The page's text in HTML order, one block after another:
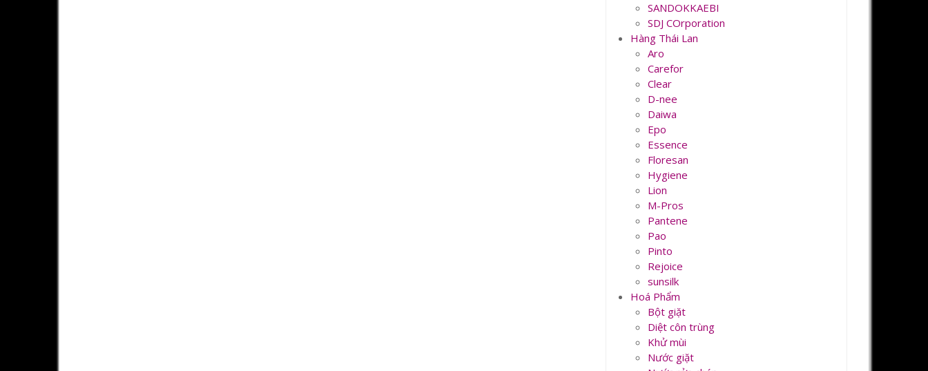
SANDOKKAEBI
SDJ COrporation
Hàng Thái Lan
Aro
Carefor
Clear
D-nee
Daiwa
Epo
Essence
Floresan
Hygiene
Lion
M-Pros
Pantene
Pao
Pinto
Rejoice
sunsilk
Hoá Phẩm
Bột giặt
Diệt côn trùng
Khử mùi
Nước giặt